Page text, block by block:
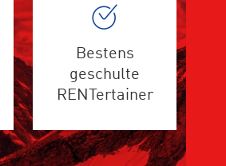
Bestens
geschulte
RENTertainer